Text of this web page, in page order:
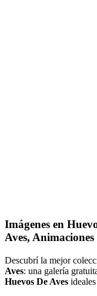
Imágenes en
Aves,
Descubrí la mejor
Aves: una galería
Huevos De Aves